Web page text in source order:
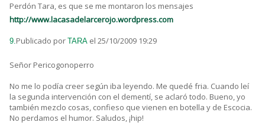
Perdón Tara, es que se me montaron los mensajes
http://www.lacasadelarcerojo.wordpress.com
9.Publicado por TARA el 25/10/2009 19:29
Señor Pericogonoperro
No me lo podía creer según iba leyendo. Me quedé fria. Cuando leí
la segunda intervención con el dementí, se aclaró todo. Bueno, yo
también mezclo cosas, confieso que vienen en botella y de Escocia.
No perdamos el humor. Saludos, ¡hip!